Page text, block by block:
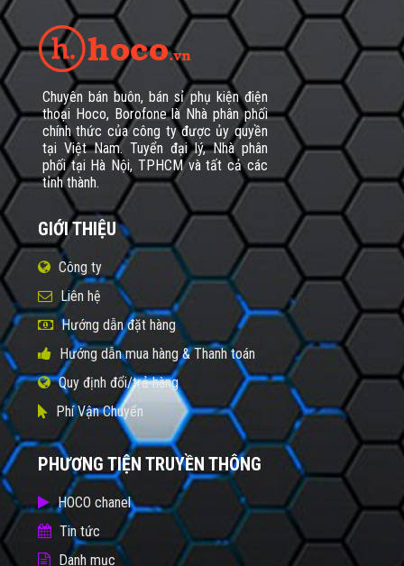
Chuyên bán buôn, bán sỉ phụ kiện điện
thoại Hoco, Borofone là Nhà phân phối
chính thức của công ty được ủy quyền
tại Việt Nam. Tuyển đại lý, Nhà phân
phối tại Hà Nội, TPHCM và tất cả các
tỉnh thành.
GIỚI THIỆU
Công ty
Liên hệ
Hướng dẫn đặt hàng
Hướng dẫn mua hàng & Thanh toán
Quy định đổi/trả hàng
Phí Vận Chuyển
PHƯƠNG TIỆN TRUYỀN THÔNG
HOCO chanel
Tin tức
Danh mục